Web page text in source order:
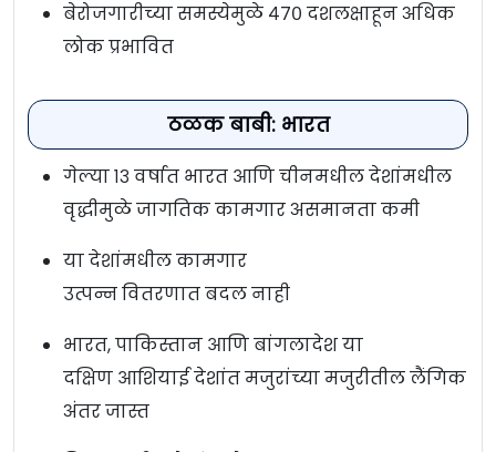
बेरोजगारीच्या समस्येमुळे ४७० दशलक्षाहून अधिक
लोक प्रभावित
ठळक बाबी: भारत
गेल्या १३ वर्षात भारत आणि चीनमधील देशांमधील
वृद्धीमुळे जागतिक कामगार असमानता कमी
या देशांमधील कामगार
उत्पन्न वितरणात बदल नाही
भारत, पाकिस्तान आणि बांगलादेश या
दक्षिण आशियाई देशांत मजुरांच्या मजुरीतील लैंगिक
अंतर जास्त